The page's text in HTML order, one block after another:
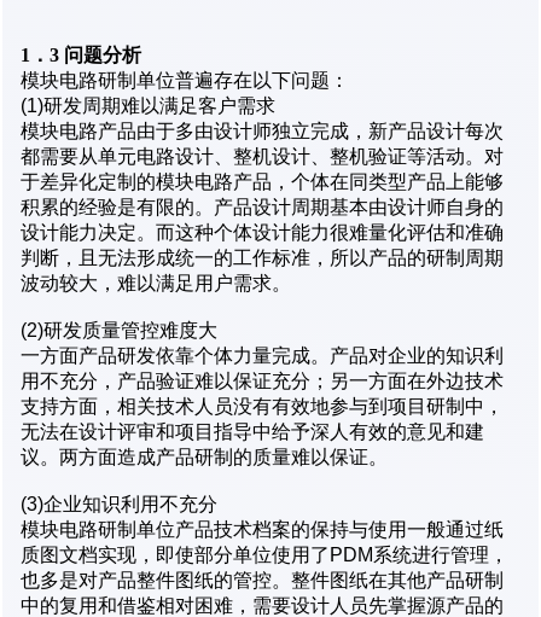
1．3 问题分析
模块电路研制单位普遍存在以下问题：
(1)研发周期难以满足客户需求
模块电路产品由于多由设计师独立完成，新产品设计每次
都需要从单元电路设计、整机设计、整机验证等活动。对
于差异化定制的模块电路产品，个体在同类型产品上能够
积累的经验是有限的。产品设计周期基本由设计师自身的
设计能力决定。而这种个体设计能力很难量化评估和准确
判断，且无法形成统一的工作标准，所以产品的研制周期
波动较大，难以满足用户需求。
(2)研发质量管控难度大
一方面产品研发依靠个体力量完成。产品对企业的知识利
用不充分，产品验证难以保证充分；另一方面在外边技术
支持方面，相关技术人员没有有效地参与到项目研制中，
无法在设计评审和项目指导中给予深人有效的意见和建
议。两方面造成产品研制的质量难以保证。
(3)企业知识利用不充分
模块电路研制单位产品技术档案的保持与使用一般通过纸
质图文档实现，即使部分单位使用了PDM系统进行管理，
也多是对产品整件图纸的管控。整件图纸在其他产品研制
中的复用和借鉴相对困难，需要设计人员先掌握源产品的